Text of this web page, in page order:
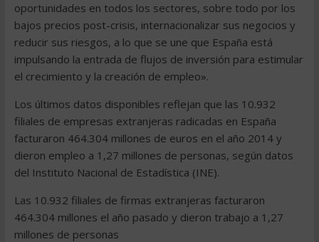
oportunidades en todos los sectores, sobre todo por los
bajos precios post-crisis, internacionalizar sus negocios y
reducir sus riesgos, a lo que se une que España está
impulsando la entrada de flujos de inversión para estimular
el crecimiento y la creación de empleo».
Los últimos datos disponibles reflejan que las 10.932
filiales de empresas extranjeras radicadas en España
facturaron 464.304 millones de euros en el año 2014 y
dieron empleo a 1,27 millones de personas, según datos
del Instituto Nacional de Estadística (INE).
Las 10.932 filiales de firmas extranjeras facturaron
464.304 millones el año pasado y dieron trabajo a 1,27
millones de personas